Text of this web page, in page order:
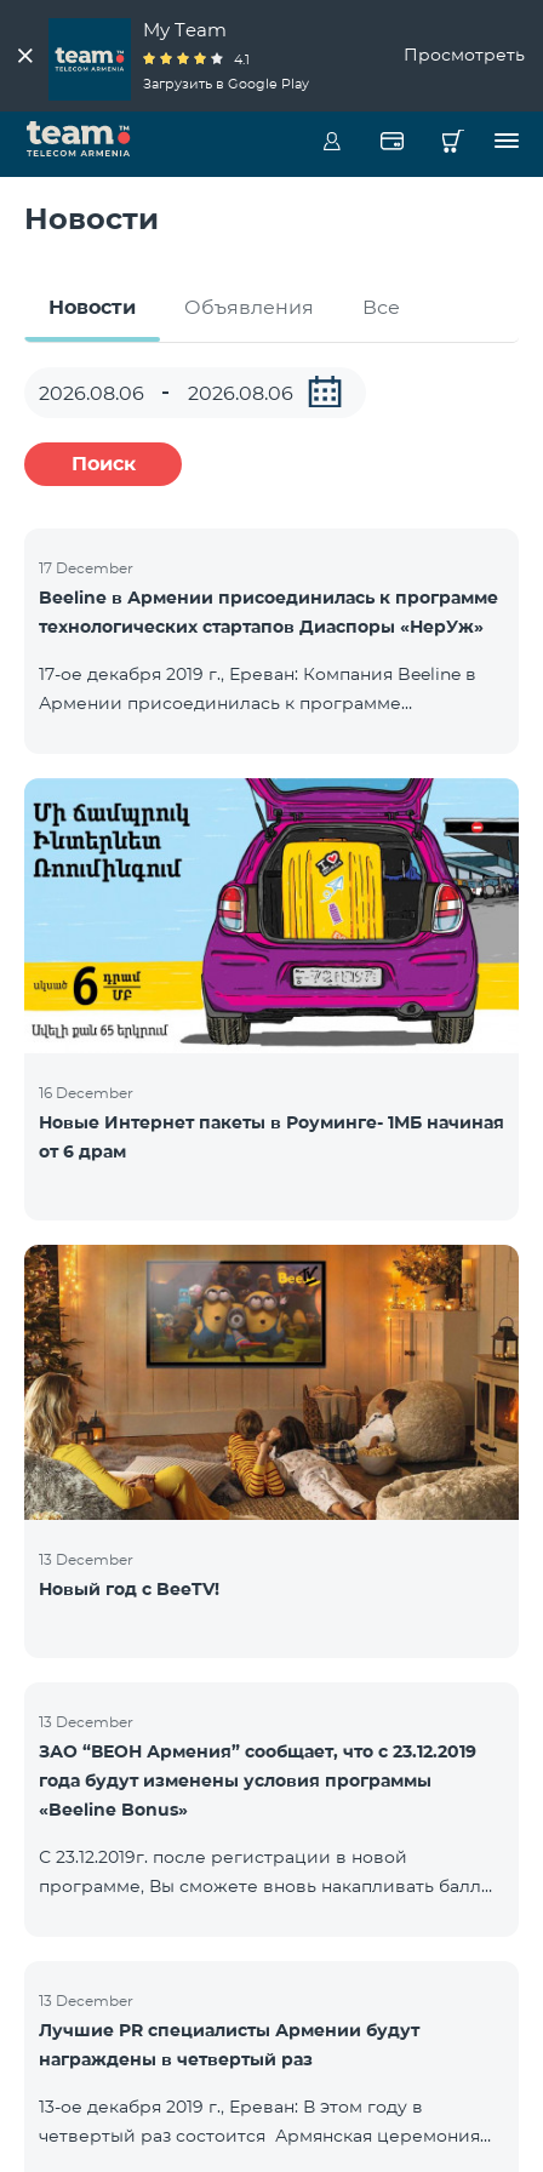
My Team
4.1
Загрузить в Google Play
Просмотреть
Новости
Новости Объявления Все
Поиск
17 December
Beeline в Армении присоединилась к программе
технологических стартапов Диаспоры «НерУж»
17-ое декабря 2019 г., Ереван: Компания Beeline в
Армении присоединилась к программе
высокотехнологичной промышленности РА и
офисом главного комиссара по делам диаспоры
РА. Основная цель программы - привлечение
талантливых предпринимателей, инженеров из
диаспоры, стимулирование репатриации, а также
развитие стартап-экосистемы в Армении.
Программа позволяет превратить
технологические идеи и проекты прож
16 December
Новые Интернет пакеты в Роуминге- 1МБ начиная
от 6 драм
13 December
Новый год с BeeTV!
13 December
ЗАО “ВЕОН Армения” сообщает, что с 23.12.2019
года будут изменены условия программы
«Beeline Bonus»
С 23.12.2019г. после регистрации в новой
программе, Вы сможете вновь накапливать баллы
декабря 2019г. Абоненты статусов Gold и VIP
перейдут в новую программу со своим статусом.
При регистрации в новой программе абоненты
новой бонусной программы.
13 December
Лучшие PR специалисты Армении будут
награждены в четвертый раз
13-ое декабря 2019 г., Ереван: В этом году в
четвертый раз состоится Армянская церемония